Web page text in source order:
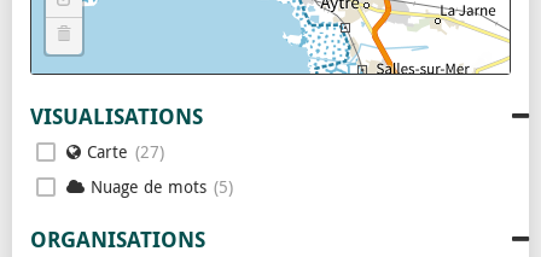
VISUALISATIONS
Carte 27
Nuage de mots 5
ORGANISATIONS